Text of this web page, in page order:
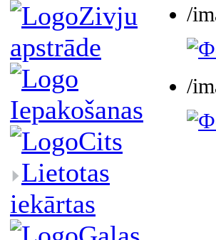
Zivju
apstrāde
Iepakošanas
Cits
Lietotas
iekārtas
/
/